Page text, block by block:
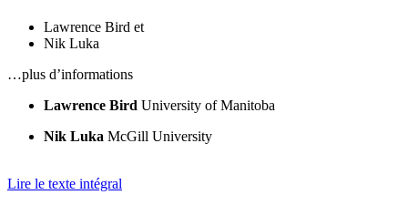
Lawrence Bird et
Nik Luka
…plus d’informations
Lawrence Bird University of Manitoba
Nik Luka McGill University
Lire le texte intégral